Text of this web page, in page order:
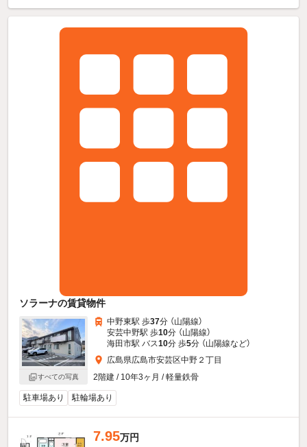
ソラーナの賃貸物件
すべての写真
中野東駅 歩37分 （山陽線）
安芸中野駅 歩10分 （山陽線）
海田市駅 バス10分 歩5分 （山陽線など）
広島県広島市安芸区中野２丁目
2階建 / 10年3ヶ月 / 軽量鉄骨
駐車場あり 駐輪場あり
7.95万円